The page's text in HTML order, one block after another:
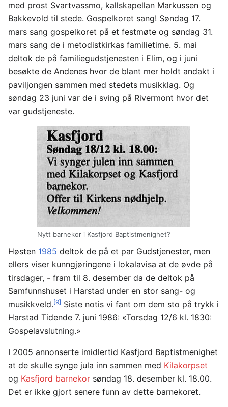
med prost Svartvassmo, kallskapellan Markussen og
Bakkevold til stede. Gospelkoret sang! Søndag 17.
mars sang gospelkoret på et festmøte og søndag 31.
mars sang de i metodistkirkas familietime. 5. mai
deltok de på familiegudstjenesten i Elim, og i juni
besøkte de Andenes hvor de blant mer holdt andakt i
paviljongen sammen med stedets musikklag. Og
søndag 23 juni var de i sving på Rivermont hvor det
var gudstjeneste.
Nytt barnekor i Kasfjord Baptistmenighet?
Høsten 1985 deltok de på et par Gudstjenester, men
ellers viser kunngjøringene i lokalavisa at de øvde på
tirsdager, - fram til 8. desember da de deltok på
Samfunnshuset i Harstad under en stor sang- og
musikkveld.[9] Siste notis vi fant om dem sto på trykk i
Harstad Tidende 7. juni 1986: «Torsdag 12/6 kl. 1830:
Gospelavslutning.»
I 2005 annonserte imidlertid Kasfjord Baptistmenighet
at de skulle synge jula inn sammen med Kilakorpset
og Kasfjord barnekor søndag 18. desember kl. 18.00.
Det er ikke gjort senere funn av dette barnekoret.